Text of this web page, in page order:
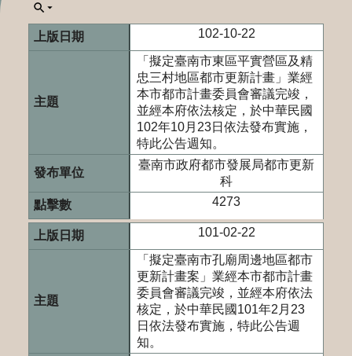
102-10-22
「擬定臺南市東區平實營區及精
忠三村地區都市更新計畫」業經
本市都市計畫委員會審議完竣，
並經本府依法核定，於中華民國
102年10月23日依法發布實施，
特此公告週知。
臺南市政府都市發展局都市更新
科
4273
101-02-22
「擬定臺南市孔廟周邊地區都市
更新計畫案」業經本市都市計畫
委員會審議完竣，並經本府依法
核定，於中華民國101年2月23
日依法發布實施，特此公告週
知。